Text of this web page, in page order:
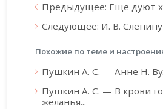
Предыдущее: Еще дуют
Следующее: И. В. Сленину
Похожие по теме и
Пушкин А. С. — Анне Н.
Пушкин А. С. — В крови
желанья...